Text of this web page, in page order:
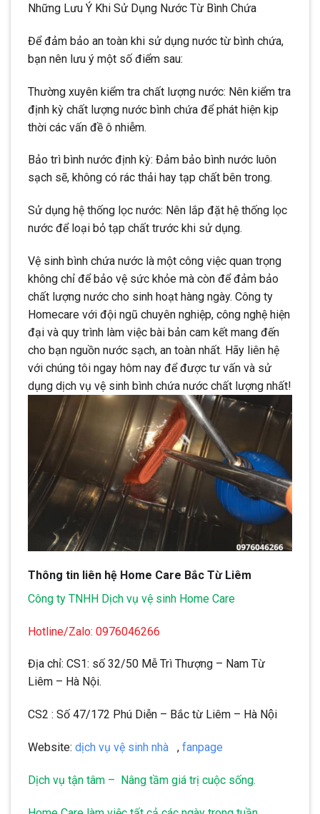
Những Lưu Ý Khi Sử Dụng Nước Từ Bình Chứa
Để đảm bảo an toàn khi sử dụng nước từ bình chứa,
bạn nên lưu ý một số điểm sau:
Thường xuyên kiểm tra chất lượng nước: Nên kiểm tra
định kỳ chất lượng nước bình chứa để phát hiện kịp
thời các vấn đề ô nhiễm.
Bảo trì bình nước định kỳ: Đảm bảo bình nước luôn
sạch sẽ, không có rác thải hay tạp chất bên trong.
Sử dụng hệ thống lọc nước: Nên lắp đặt hệ thống lọc
nước để loại bỏ tạp chất trước khi sử dụng.
Vệ sinh bình chứa nước là một công việc quan trọng
không chỉ để bảo vệ sức khỏe mà còn để đảm bảo
chất lượng nước cho sinh hoạt hàng ngày. Công ty
Homecare với đội ngũ chuyên nghiệp, công nghệ hiện
đại và quy trình làm việc bài bản cam kết mang đến
cho bạn nguồn nước sạch, an toàn nhất. Hãy liên hệ
với chúng tôi ngay hôm nay để được tư vấn và sử
dụng dịch vụ vệ sinh bình chứa nước chất lượng nhất!
Thông tin liên hệ Home Care Bắc Từ Liêm
Công ty TNHH Dịch vụ vệ sinh Home Care
Hotline/Zalo: 0976046266
Địa chỉ: CS1: số 32/50 Mễ Trì Thượng – Nam Từ
Liêm – Hà Nội.
CS2 : Số 47/172 Phú Diễn – Bắc từ Liêm – Hà Nội
Website: dịch vụ vệ sinh nhà , fanpage
Dịch vụ tận tâm – Nâng tầm giá trị cuộc sống.